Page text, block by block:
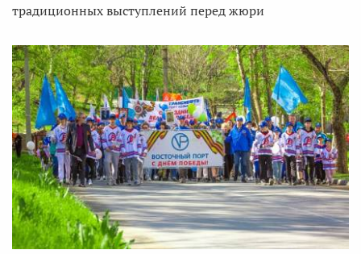
традиционных выступлений перед жюри